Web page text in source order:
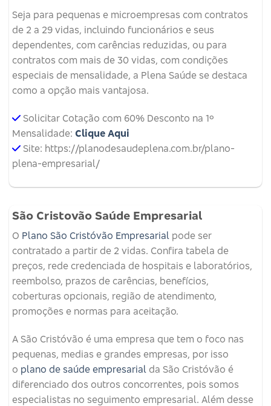
Seja para pequenas e microempresas com contratos
de 2 a 29 vidas, incluindo funcionários e seus
dependentes, com carências reduzidas, ou para
contratos com mais de 30 vidas, com condições
especiais de mensalidade, a Plena Saúde se destaca
como a opção mais vantajosa.
Solicitar Cotação com 60% Desconto na 1º
Mensalidade: Clique Aqui
Site: https://planodesaudeplena.com.br/plano-
plena-empresarial/
São Cristovão Saúde Empresarial
O Plano São Cristóvão Empresarial pode ser
contratado a partir de 2 vidas. Confira tabela de
preços, rede credenciada de hospitais e laboratórios,
reembolso, prazos de carências, benefícios,
coberturas opcionais, região de atendimento,
promoções e normas para aceitação.
A São Cristóvão é uma empresa que tem o foco nas
pequenas, medias e grandes empresas, por isso
o plano de saúde empresarial da São Cristóvão é
diferenciado dos outros concorrentes, pois somos
especialistas no seguimento empresarial. Além desse